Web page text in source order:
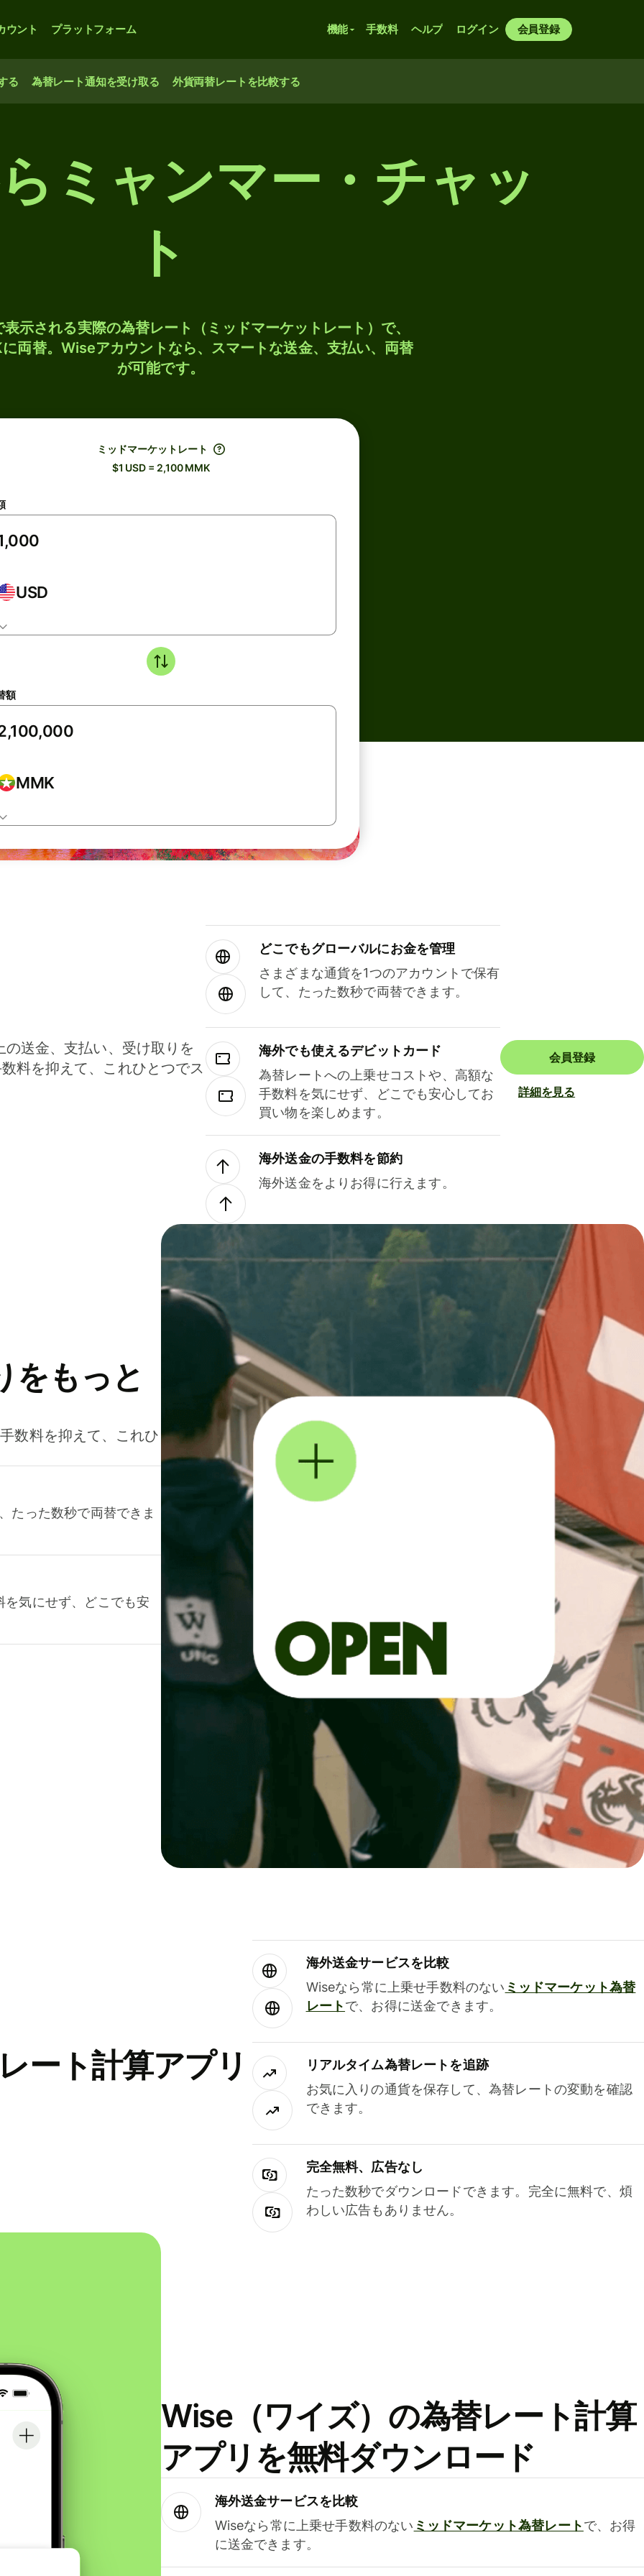
ウント プラットフォーム 機能 手数料 ヘルプ ログイン 会員登録
る 為替レート通知を受け取る 外貨両替レートを比較する
ミャンマー・チャッ
ト
示される実際の為替レート（ミッドマーケットレート）で、
両替。Wiseアカウントなら、スマートな送金、支払い、両替
が可能です。
ミッドマーケットレート
$1 USD = 2,100 MMK
USD
額
MMK
送金、支払い、受け取りを
料を抑えて、これひとつでス
どこでもグ⁠ロ⁠ー⁠バ⁠ルにお金を管理
さまざまな通貨を1つのアカウントで保有
して、たった数秒で両替できます。
海外でも使えるデビットカード
為替レートへの上乗せコストや、高額な
手数料を気にせず、どこでも安心してお
買い物を楽しめます。
海外送金の手数料を節約
海外送金をよりお得に行えます。
会員登録
詳細を見る
をもっと
数料を抑えて、これひ
たった数秒で両替できま
気にせず、どこでも安
ート計算アプリ
海外送金サービスを比較
Wiseなら常に上乗せ手数料のない ミッドマーケット為替
レートで、お得に送金できます。
リアルタイム為替レートを追跡
お気に入りの通貨を保存して、為替レートの変動を確認
できます。
完全無料、広告なし
たった数秒でダウンロードできます。完全に無料で、煩
わしい広告もありません。
Wise（ワイズ）の為替レート計算
アプリを無料ダウンロード
海外送金サービスを比較
Wiseなら常に上乗せ手数料のない ミッドマーケット為替レートで、お得
に送金できます。